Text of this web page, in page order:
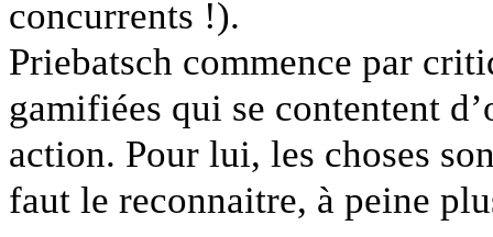
concurrents !).
Priebatsch commence par
gamifiées qui se contentent
action. Pour lui, les choses
faut le reconnaitre, à peine